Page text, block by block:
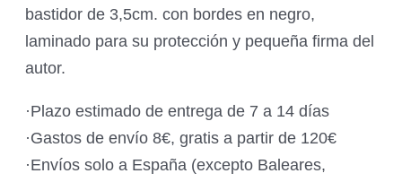
bastidor de 3,5cm. con bordes en negro,
laminado para su protección y pequeña firma del
autor.
·Plazo estimado de entrega de 7 a 14 días
·Gastos de envío 8€, gratis a partir de 120€
·Envíos solo a España (excepto Baleares,